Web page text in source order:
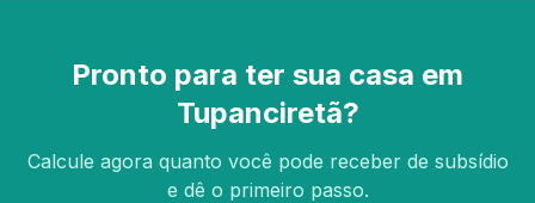
Pronto para ter sua casa em
Tupanciretã?
Calcule agora quanto você pode receber de subsídio
e dê o primeiro passo.